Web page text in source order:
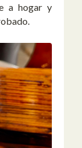
a hogar y